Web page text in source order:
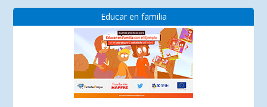
Educar en familia